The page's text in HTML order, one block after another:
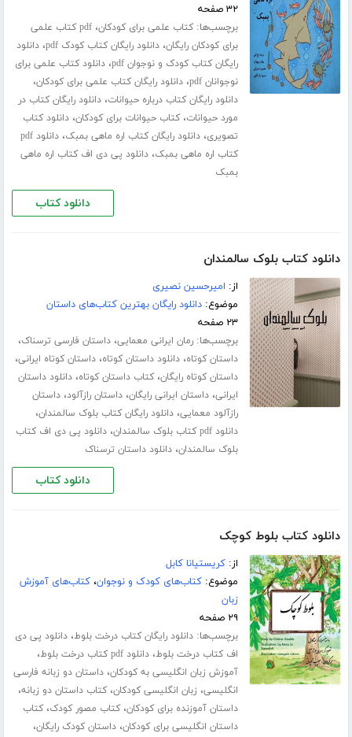
۳۲ صفحه
برچسب‌ها:کتاب علمی برای کودکان،
pdf کتاب علمی
برای کودکان رایگان،دانلود رایگان کتاب کودک pdf ،دانلود
رایگان کتاب کودک و نوجوان pdf
،دانلود کتاب علمی برای
نوجوانان pdf
،دانلود رایگان کتاب علمی برای کودکان،
دانلود رایگان کتاب درباره حیوانات،دانلود رایگان کتاب در
مورد حیوانات،کتاب حیوانات برای کودکان،دانلود کتاب
تصویری،دانلود رایگان کتاب اره ماهی بمبک،
دانلود pdf
کتاب اره ماهی بمبک،دانلود پی دی اف کتاب اره ماهی
بمبک
دانلود کتاب
دانلود کتاب بلوک سالمندان
از: امیرحسین نصیری
موضوع:دانلود رایگان بهترین کتاب‌های داستان
۲۳ صفحه
برچسب‌ها:رمان ایرانی معمایی،داستان فارسی ترسناک،
داستان کوتاه،دانلود داستان کوتاه،داستان کوتاه ایرانی،
داستان کوتاه رایگان،کتاب داستان کوتاه،دانلود داستان
ایرانی،داستان ایرانی رایگان،داستان رازآلود،داستان
رازآلود معمایی،دانلود رایگان کتاب بلوک سالمندان،
دانلود pdf کتاب بلوک سالمندان ،دانلود پی دی اف کتاب
بلوک سالمندان،دانلود داستان ترسناک
دانلود کتاب
دانلود کتاب بلوط کوچک
از:کریستیانا کابل
موضوع:کتاب‌های کودک و نوجوان،کتاب‌های آموزش
زبان
۲۹ صفحه
برچسب‌ها:دانلود رایگان کتاب درخت بلوط،دانلود پی دی
اف کتاب درخت بلوط،دانلود pdf کتاب درخت بلوط ،
آموزش زبان انگلیسی به کودکان،داستان دو زبانه فارسی
انگلیسی، زبان انگلیسی کودکان،کتاب داستان دو زبانه،
داستان آموزنده برای کودکان،کتاب مصور کودک،کتاب
داستان انگلیسی برای کودکان،داستان کودک رایگان،